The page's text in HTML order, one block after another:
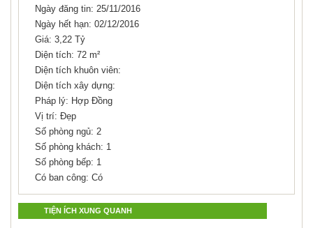
Ngày đăng tin: 25/11/2016
Ngày hết hạn: 02/12/2016
Giá: 3,22 Tỷ
Diện tích: 72 m²
Diện tích khuôn viên:
Diện tích xây dựng:
Pháp lý: Hợp Đồng
Vị trí: Đẹp
Số phòng ngủ: 2
Số phòng khách: 1
Số phòng bếp: 1
Có ban công: Có
TIỆN ÍCH XUNG QUANH